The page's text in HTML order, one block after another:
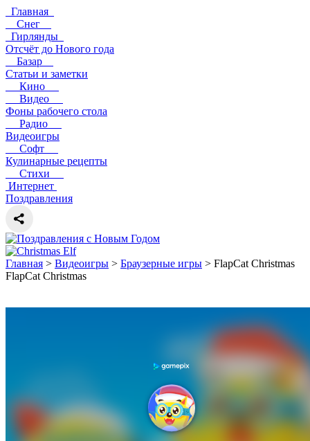
Главная
Снег
Гирлянды
Отсчёт до Нового года
Базар
Статьи и заметки
Кино
Видео
Фоны рабочего стола
Радио
Видеоигры
Софт
Кулинарные рецепты
Стихи
Интернет
Поздравления
Главная > Видеоигры > Браузерные игры > FlapCat Christmas
FlapCat Christmas